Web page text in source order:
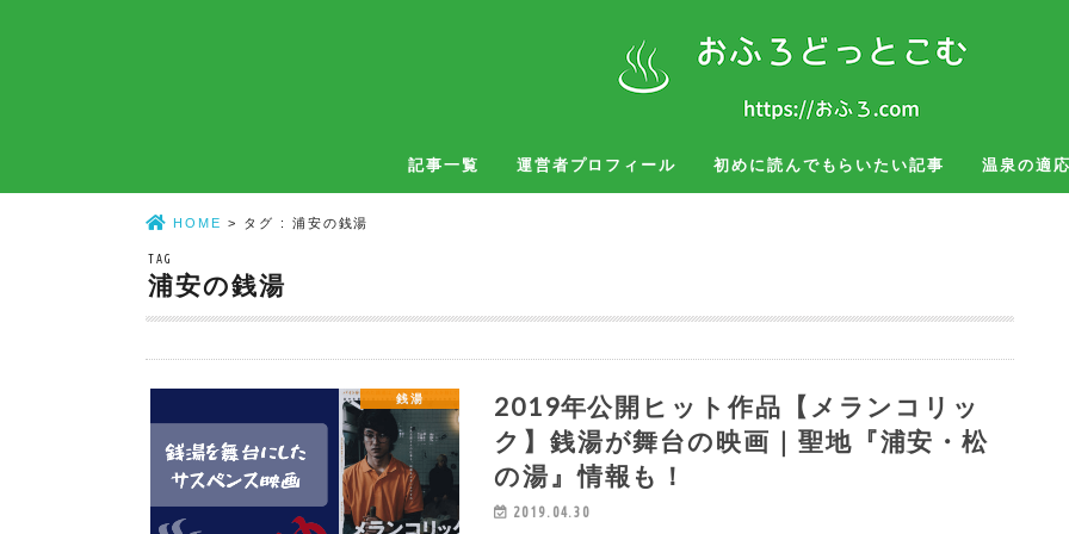
記事一覧 運営者プロフィール 初めに読んでもらいたい記事 温泉の適
HOME タグ : 浦安の銭湯
TAG
浦安の銭湯
銭湯
2019年公開ヒット作品【メランコリッ
ク】銭湯が舞台の映画｜聖地『浦安・松
の湯』情報も！
2019.04.30